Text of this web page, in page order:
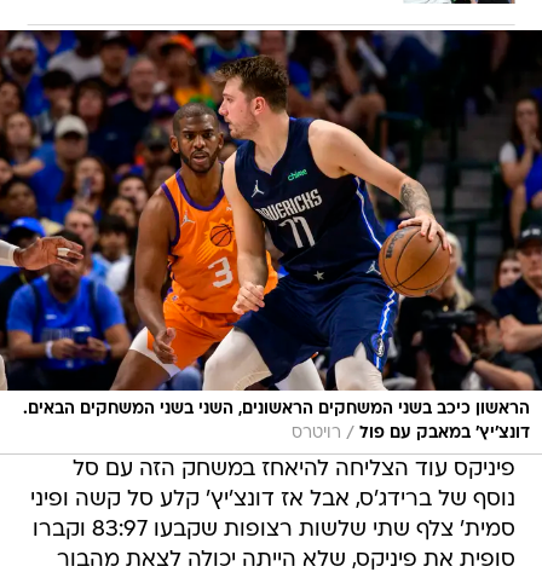
הראשון כיכב בשני המשחקים הראשונים, השני בשני המשחקים הבאים.
דונצ'יץ' במאבק עם פול / רויטרס
פיניקס עוד הצליחה להיאחז במשחק הזה עם סל
נוסף של ברידג'ס, אבל אז דונצ'יץ' קלע סל קשה ופיני
סמית' צלף שתי שלשות רצופות שקבעו 83:97 וקברו
סופית את פיניקס, שלא הייתה יכולה לצאת מהבור